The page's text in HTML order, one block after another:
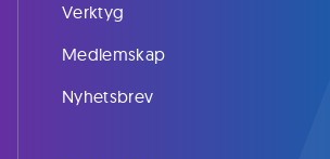
Verktyg
Medlemskap
Nyhetsbrev